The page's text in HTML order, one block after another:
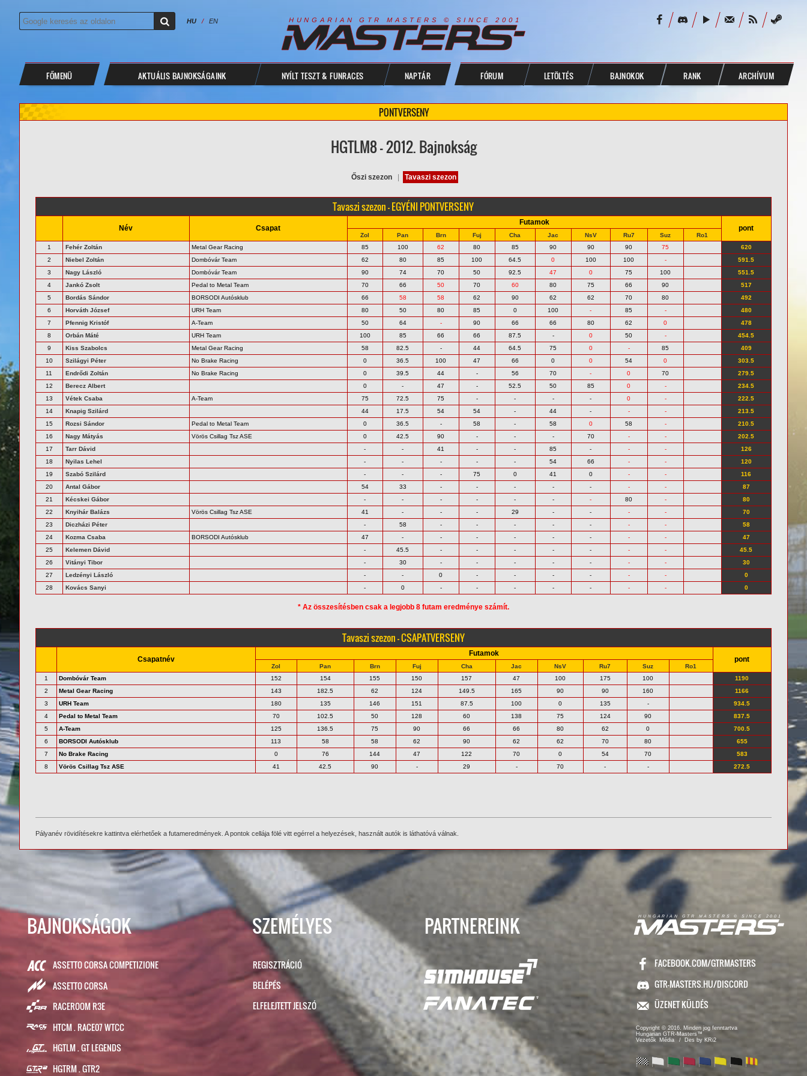
HU / EN H U N G A R I A N G T R M A S T E R S © S I N C E 2 0 0 1
FŐMENÜ AKTUÁLIS BAJNOKSÁGAINK NYÍLT TESZT & FUNRACES NAPTÁR FÓRUM LETÖLTÉS BAJNOKOK RANK ARCHÍVUM
PONTVERSENY
HGTLM8 - 2012. Bajnokság
Őszi szezon Tavaszi szezon
Tavaszi szezon - EGYÉNI PONTVERSENY
Név Csapat
Futamok
pont
Zol Pan Brn Fuj Cha Jac NsV Ru7 Suz
Ro1
1
Fehér Zoltán Metal Gear Racing 85 100 62 80 85 90 90 90 75
620
2
Niebel Zoltán Dombóvár Team 62 80 85 100 64.5 0 100 100 -
591.5
3
Nagy László Dombóvár Team 90 74 70 50 92.5 47 0 75 100
551.5
4
Jankó Zsolt Pedal to Metal Team 70 66 50 70 60 80 75 66 90
517
5
Bordás Sándor BORSODI Autósklub 66 58 58 62 90 62 62 70 80
492
6
Horváth József URH Team 80 50 80 85 0 100 - 85 -
480
7
Pfennig Kristóf A-Team 50 64 - 90 66 66 80 62 0
478
8
Orbán Máté URH Team 100 85 66 66 87.5 - 0 50 -
454.5
9
Kiss Szabolcs Metal Gear Racing 58 82.5 - 44 64.5 75 0 - 85
409
10
Szilágyi Péter No Brake Racing 0 36.5 100 47 66 0 0 54 0
303.5
11
Endrődi Zoltán No Brake Racing 0 39.5 44 - 56 70 - 0 70
279.5
12
Berecz Albert 0 - 47 - 52.5 50 85 0 -
234.5
13
Vétek Csaba A-Team 75 72.5 75 - - - - 0 -
222.5
14
Knapig Szilárd 44 17.5 54 54 - 44 - - -
213.5
15
Rozsi Sándor Pedal to Metal Team 0 36.5 - 58 - 58 0 58 -
210.5
16
Nagy Mátyás Vörös Csillag Tsz ASE 0 42.5 90 - - - 70 - -
202.5
17
Tarr Dávid - - 41 - - 85 - - -
126
18
Nyilas Lehel - - - - - 54 66 - -
120
19
Szabó Szilárd - - - 75 0 41 0 - -
116
20
Antal Gábor 54 33 - - - - - - -
87
21
Kécskei Gábor - - - - - - - 80 -
80
22
Knyihár Balázs Vörös Csillag Tsz ASE 41 - - - 29 - - - -
70
23
Diczházi Péter - 58 - - - - - - -
58
24
Kozma Csaba BORSODI Autósklub 47 - - - - - - - -
47
25
Kelemen Dávid - 45.5 - - - - - - -
45.5
26
Vitányi Tibor - 30 - - - - - - -
30
27
Ledzényi László - - 0 - - - - - -
0
28
Kovács Sanyi - 0 - - - - - - - 0
* Az összesítésben csak a legjobb 8 futam eredménye számít.
Tavaszi szezon - CSAPATVERSENY
Csapatnév
Futamok
pont
Zol Pan Brn Fuj Cha Jac NsV Ru7 Suz
Ro1
1
Dombóvár Team 152 154 155 150 157 47 100 175 100
1190
2
Metal Gear Racing 143 182.5 62 124 149.5 165 90 90 160
1166
3
URH Team 180 135 146 151 87.5 100 0 135 -
934.5
4
Pedal to Metal Team 70 102.5 50 128 60 138 75 124 90
837.5
5
A-Team 125 136.5 75 90 66 66 80 62 0
700.5
6
BORSODI Autósklub 113 58 58 62 90 62 62 70 80
655
7
No Brake Racing 0 76 144 47 122 70 0 54 70
583
8
Vörös Csillag Tsz ASE 41 42.5 90 - 29 - 70 - - 272.5
Pályanév rövidítésekre kattintva elérhetőek a futameredmények. A pontok cellája fölé vitt egérrel a helyezések, használt autók is láthatóvá válnak.
BAJNOKSÁGOK
ASSETTO CORSA COMPETIZIONE
ASSETTO CORSA
RACEROOM R3E
HTCM . RACE07 WTCC
HGTLM . GT LEGENDS
HGTRM . GTR2
SZEMÉLYES
REGISZTRÁCIÓ
BELÉPÉS
ELFELEJTETT JELSZÓ
PARTNEREINK H U N G A R I A N G T R M A S T E R S © S I N C E 2 0 0 1
FACEBOOK.COM/GTRMASTERS
GTR-MASTERS.HU/DISCORD
ÜZENET KÜLDÉS
Copyright © 2016. Minden jog fenntartva
Hungarian GTR-Masters™
Vezetők
Média / Des by KRi2